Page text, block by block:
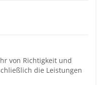
von Richtigkeit und
die Leistungen